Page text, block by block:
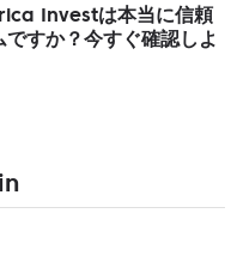
Investは本当に信頼
すか？今すぐ確認しよ